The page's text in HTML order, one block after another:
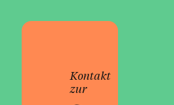
Kontakt
zur